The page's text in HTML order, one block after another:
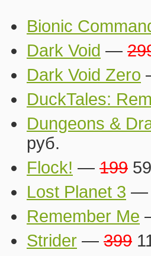
Bionic
Dark Void —
Dark Void Zero
DuckTales:
Dungeons &
руб.
Flock! — 199
Lost Planet 3
Remember Me
Strider — 399